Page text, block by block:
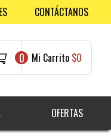
CONTÁCTANOS
0 Mi Carrito $0
OFERTAS